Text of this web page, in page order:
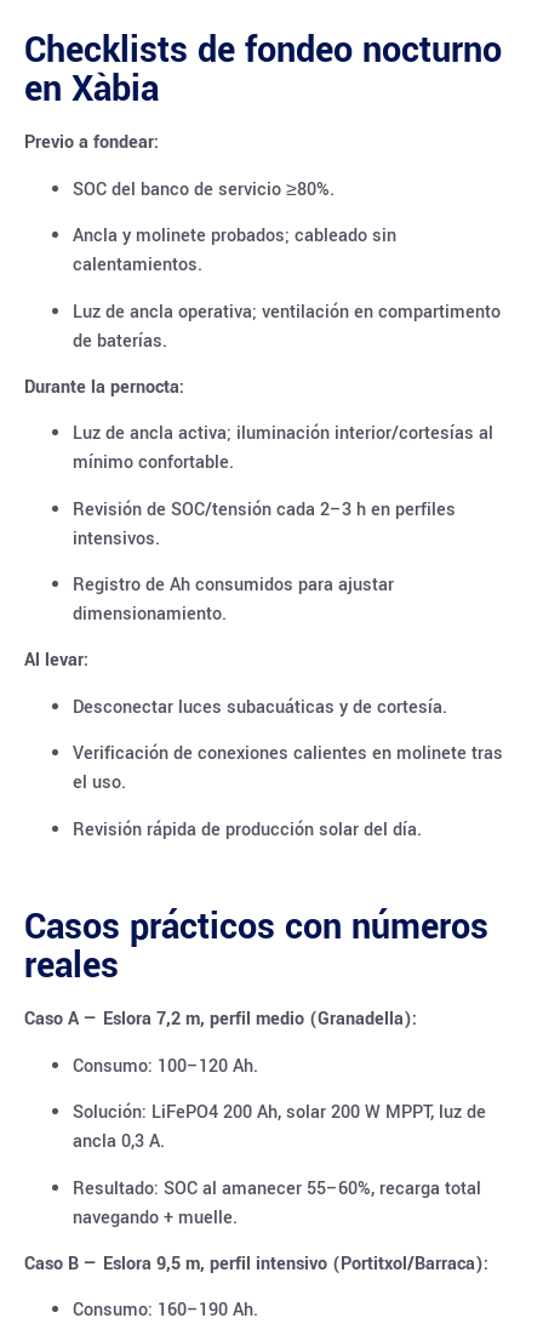
Checklists de fondeo nocturno
en Xàbia
Previo a fondear:
SOC del banco de servicio ≥80%.
Ancla y molinete probados; cableado sin
calentamientos.
Luz de ancla operativa; ventilación en compartimento
de baterías.
Durante la pernocta:
Luz de ancla activa; iluminación interior/cortesías al
mínimo confortable.
Revisión de SOC/tensión cada 2–3 h en perfiles
intensivos.
Registro de Ah consumidos para ajustar
dimensionamiento.
Al levar:
Desconectar luces subacuáticas y de cortesía.
Verificación de conexiones calientes en molinete tras
el uso.
Revisión rápida de producción solar del día.
Casos prácticos con números
reales
Caso A — Eslora 7,2 m, perfil medio (Granadella):
Consumo: 100–120 Ah.
Solución: LiFePO4 200 Ah, solar 200 W MPPT, luz de
ancla 0,3 A.
Resultado: SOC al amanecer 55–60%, recarga total
navegando + muelle.
Caso B — Eslora 9,5 m, perfil intensivo (Portitxol/Barraca):
Consumo: 160–190 Ah.